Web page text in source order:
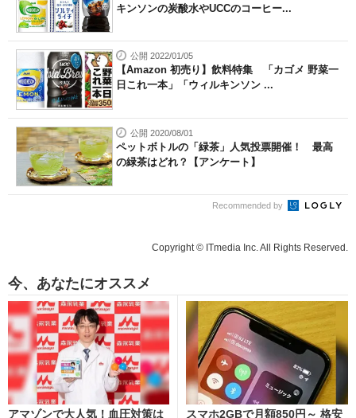
キンソンの炭酸水やUCCのコーヒー...
公開 2022/01/05
【Amazon 初売り】飲料特集 「カゴメ 野菜一
日これ一本」「ウィルキンソン ...
公開 2020/08/01
ペットボトルの「緑茶」人気投票開催！ 最高
の緑茶はどれ？【アンケート】
Recommended by
Copyright © ITmedia Inc. All Rights Reserved.
今、あなたにオススメ
アマゾンで大人気！血圧対策は
スマホ2GBで月額850円～ 格安